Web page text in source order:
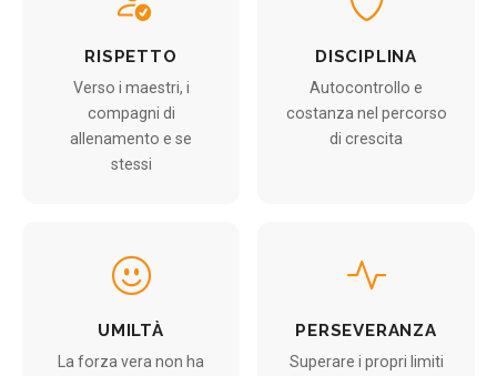
RISPETTO
Verso i maestri, i
compagni di
allenamento e se
stessi
DISCIPLINA
Autocontrollo e
costanza nel percorso
di crescita
UMILTÀ
La forza vera non ha
PERSEVERANZA
Superare i propri limiti